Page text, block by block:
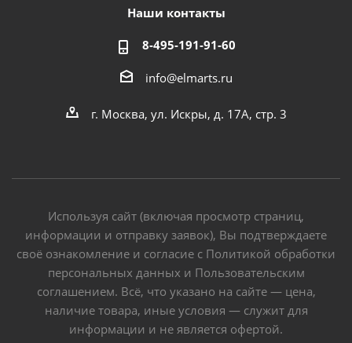
Наши контакты
8-495-191-91-60
info@elmarts.ru
г. Москва, ул. Искры, д. 17А, стр. 3
Используя сайт (включая просмотр страниц,
информации и отправку заявок), Вы подтверждаете
своё ознакомление и согласие с Политикой обработки
персональных данных и Пользовательским
соглашением. Всё, что указано на сайте — цена,
наличие товара, иные условия — служит для
информации и не является офертой.